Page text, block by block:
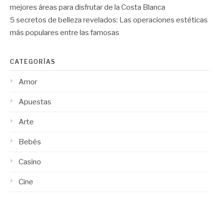
mejores áreas para disfrutar de la Costa Blanca
5 secretos de belleza revelados: Las operaciones estéticas
más populares entre las famosas
CATEGORÍAS
Amor
Apuestas
Arte
Bebés
Casino
Cine